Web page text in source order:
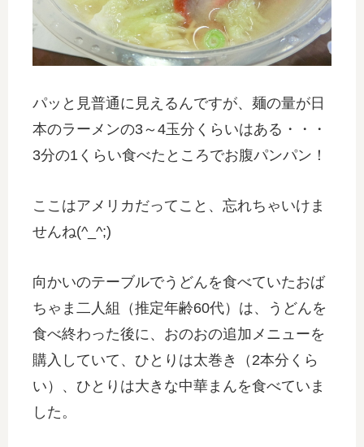
パッと見普通に見えるんですが、麺の量が日
本のラーメンの3～4玉分くらいはある・・・
3分の1くらい食べたところでお腹パンパン！
ここはアメリカだってこと、忘れちゃいけま
せんね(^_^;)
向かいのテーブルでうどんを食べていたおば
ちゃま二人組（推定年齢60代）は、うどんを
食べ終わった後に、おのおの追加メニューを
購入していて、ひとりは太巻き（2本分くら
い）、ひとりは大きな中華まんを食べていま
した。